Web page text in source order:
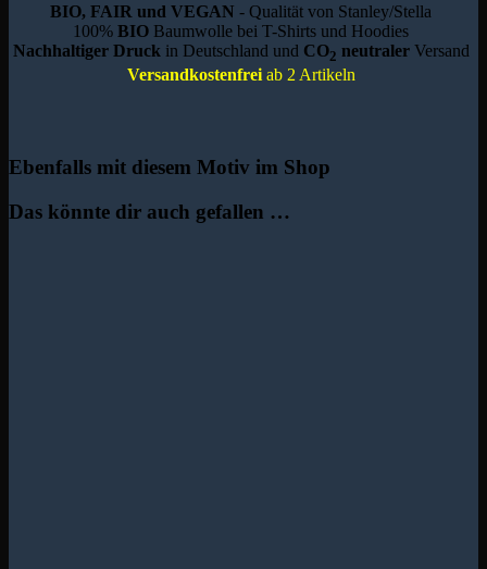
BIO, FAIR und VEGAN - Qualität von Stanley/Stella
100%BIO Baumwolle bei T-Shirts und Hoodies
Nachhaltiger Druck in Deutschland und CO2 neutraler Versand
Versandkostenfreiab 2 Artikeln
Ebenfalls mit diesem Motiv im Shop
Das könnte dir auch gefallen …